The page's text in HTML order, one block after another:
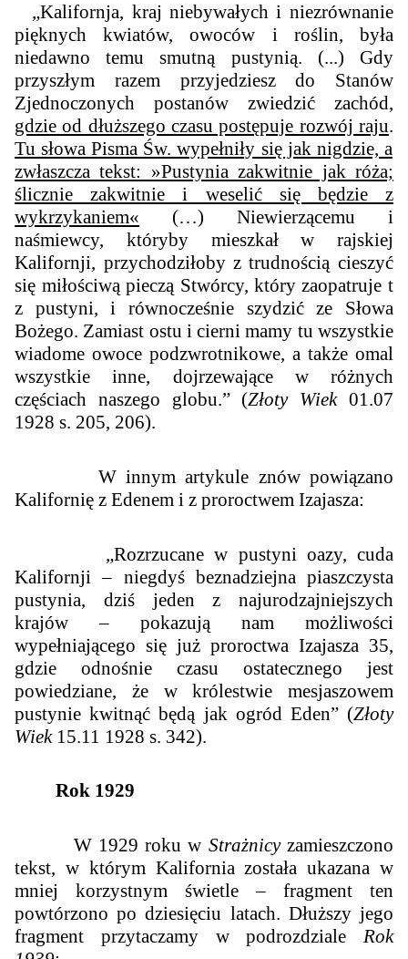
„Kalifornja, kraj niebywałych i niezrównanie
pięknych kwiatów, owoców i roślin, była
niedawno temu smutną pustynią. (...) Gdy
przyszłym razem przyjedziesz do Stanów
Zjednoczonych postanów zwiedzić zachód,
gdzie od dłuższego czasu postępuje rozwój raju.
Tu słowa Pisma Św. wypełniły się jak nigdzie, a
zwłaszcza tekst: »Pustynia zakwitnie jak róża;
ślicznie zakwitnie i weselić się będzie z
wykrzykaniem« (…) Niewierzącemu i
naśmiewcy, któryby mieszkał w rajskiej
Kalifornji, przychodziłoby z trudnością cieszyć
się miłościwą pieczą Stwórcy, który zaopatruje t
z pustyni, i równocześnie szydzić ze Słowa
Bożego. Zamiast ostu i cierni mamy tu wszystkie
wiadome owoce podzwrotnikowe, a także omal
wszystkie inne, dojrzewające w różnych
częściach naszego globu.” (Złoty Wiek01.07
1928 s. 205, 206).
W innym artykule znów powiązano
Kalifornię z Edenem i z proroctwem Izajasza:
„Rozrzucane w pustyni oazy, cuda
Kalifornji – niegdyś beznadziejna piaszczysta
pustynia, dziś jeden z najurodzajniejszych
krajów – pokazują nam możliwości
wypełniającego się już proroctwa Izajasza 35,
gdzie odnośnie czasu ostatecznego jest
powiedziane, że w królestwie mesjaszowem
pustynie kwitnąć będą jak ogród Eden” (Złoty
Wiek15.11 1928 s. 342).
Rok 1929
W 1929 roku w Strażnicyzamieszczono
tekst, w którym Kalifornia została ukazana w
mniej korzystnym świetle – fragment ten
powtórzono po dziesięciu latach. Dłuższy jego
fragment przytaczamy w podrozdziale Rok